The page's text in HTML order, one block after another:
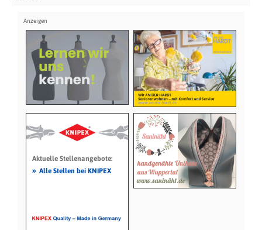
Aktuelle Stellenangebote:
» Alle Stellen bei KNIPEX